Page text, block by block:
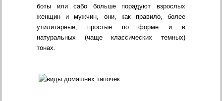
боты или сабо больше порадуют взрослых
женщин и мужчин, они, как правило, более
утилитарные, простые по форме и в
натуральных (чаще классических темных)
тонах.